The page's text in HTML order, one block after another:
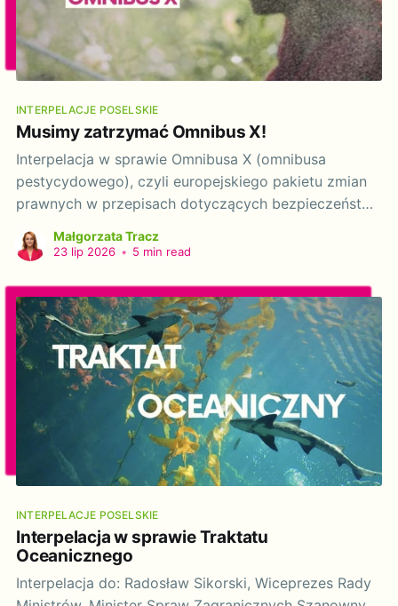
INTERPELACJE POSELSKIE
Musimy zatrzymać Omnibus X!
Interpelacja w sprawie Omnibusa X (omnibusa
pestycydowego), czyli europejskiego pakietu zmian
prawnych w przepisach dotyczących bezpieczeństwa
Grenda, Minister Zdrowia Szanowna Pani Minister!
Omnibusem X, czyli pakietem zmian prawnych w
przepisach dotyczących bezpieczeństwa żywności,
zaproponowanym przez Komisję Europejską. Przepisy
dotyczą
Małgorzata Tracz
23 lip 2026 • 5 min read
INTERPELACJE POSELSKIE
Interpelacja w sprawie Traktatu
Oceanicznego
Interpelacja do: Radosław Sikorski, Wiceprezes Rady